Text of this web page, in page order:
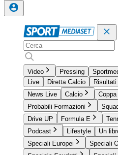
Video Pressing
Live
Diretta Calcio
News Live
Calcio
Probabili Formazioni
Drive UP
Formula E
Podcast
Lifestyle
Un
Speciali Europei
Speciali